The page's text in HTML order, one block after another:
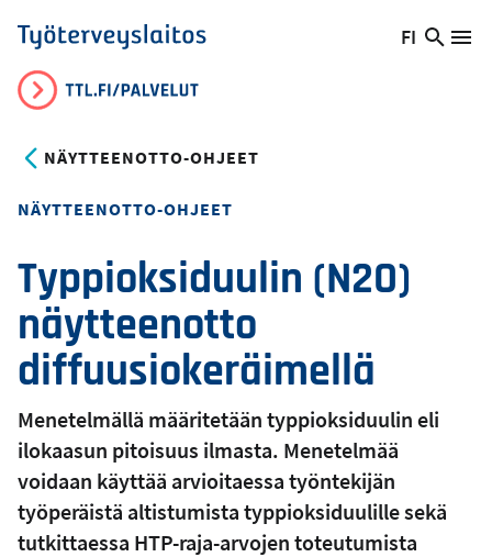
Hyppää
pääsisältöön
Työterveyslaitos
Vaihda
FI
Hae
NÄYTTEENOTTO-OHJEET
NÄYTTEENOTTO-OHJEET
Typpioksiduulin (N2O)
näytteenotto
diffuusiokeräimellä
Menetelmällä määritetään typpioksiduulin eli
ilokaasun pitoisuus ilmasta. Menetelmää
voidaan käyttää arvioitaessa työntekijän
työperäistä altistumista typpioksiduulille sekä
tutkittaessa HTP-raja-arvojen toteutumista